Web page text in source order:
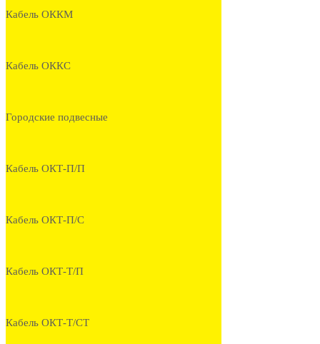
Кабель ОККМ
Кабель ОККС
Городские подвесные
Кабель ОКТ-П/П
Кабель ОКТ-П/С
Кабель ОКТ-Т/П
Кабель ОКТ-Т/СТ